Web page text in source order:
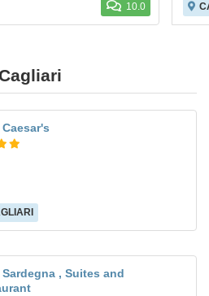
10.0
Sardegna , Suites and